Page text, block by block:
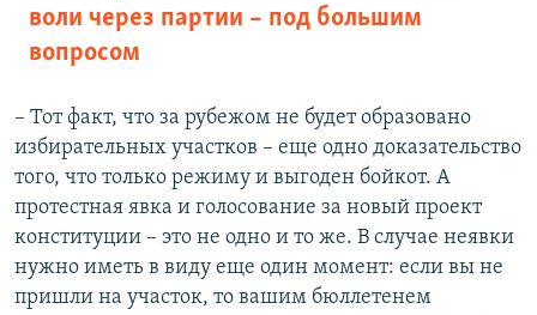
воли через партии – под большим
вопросом
– Тот факт, что за рубежом не будет образовано
избирательных участков – еще одно доказательство
того, что только режиму и выгоден бойкот. А
протестная явка и голосование за новый проект
конституции – это не одно и то же. В случае неявки
нужно иметь в виду еще один момент: если вы не
пришли на участок, то вашим бюллетенем